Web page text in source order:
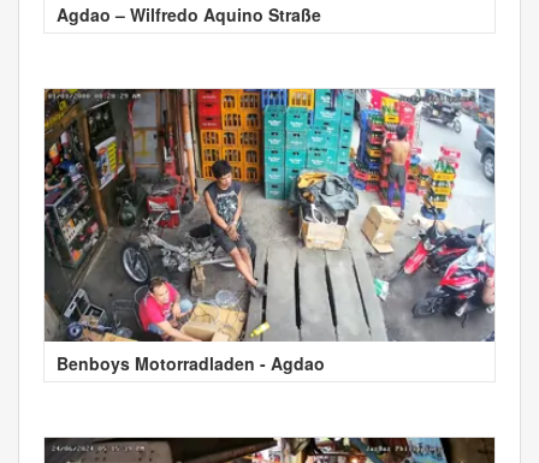
Agdao – Wilfredo Aquino Straße
Benboys Motorradladen - Agdao